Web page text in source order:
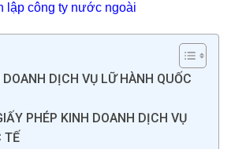
lập công ty nước ngoài
DỊCH VỤ LỮ HÀNH QUỐC
PHÉP KINH DOANH DỊCH VỤ
TẾ